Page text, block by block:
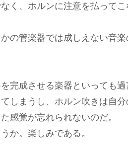
く、ホルンに注意を払って
の管楽器では成しえない音楽
完成させる楽器といっても
しまうし、ホルン吹きは自
感覚が忘れられないのだ。
か。楽しみである。